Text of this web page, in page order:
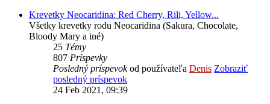
Krevetky Neocaridina: Red Cherry, Rili, Yellow...
Všetky krevetky rodu Neocaridina (Sakura, Chocolate,
Bloody Mary a iné)
25 Témy
807 Príspevky
Posledný príspevokod používateľa Denis Zobraziť
posledný príspevok
24 Feb 2021, 09:39